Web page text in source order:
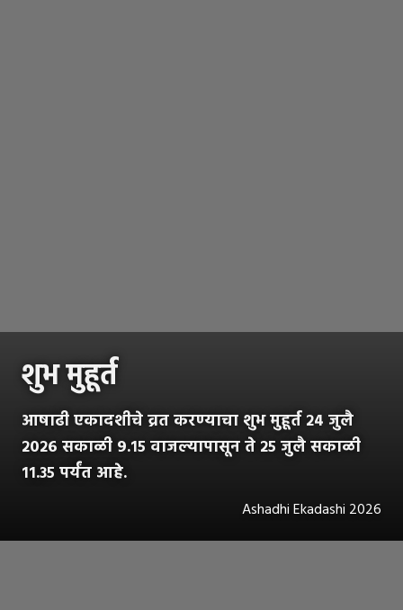
शुभ मुहूर्त
आषाढी एकादशीचे व्रत करण्याचा शुभ मुहूर्त २४ जुलै
२०२६ सकाळी ९.१५ वाजल्यापासून ते २५ जुलै सकाळी
११.३५ पर्यंत आहे.
Ashadhi Ekadashi 2026